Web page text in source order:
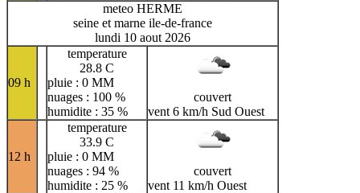
meteo HERME
seine et marne ile-de-france
lundi 10 aout 2026
09 h
temperature
28.8 C
pluie : 0 MM
nuages : 100 %
humidite : 35 %
couvert
vent 6 km/h Sud Ouest
12 h
temperature
33.9 C
pluie : 0 MM
nuages : 94 %
humidite : 25 %
couvert
vent 11 km/h Ouest